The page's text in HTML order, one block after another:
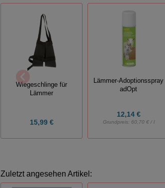
Wiegeschlinge für
Lämmer
15,99 €
Lämmer-Adoptionsspray
adOpt
12,14 €
Grundpreis: 60,70 € / l
Zuletzt angesehen Artikel: